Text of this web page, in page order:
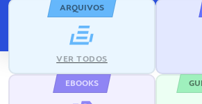
ARQUIVOS
VER TODOS
EBOOKS